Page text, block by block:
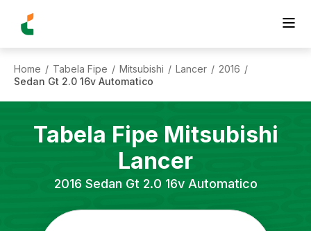
Home / Tabela Fipe / Mitsubishi / Lancer / 2016 /
Sedan Gt 2.0 16v Automatico
Tabela Fipe Mitsubishi
Lancer
2016 Sedan Gt 2.0 16v Automatico